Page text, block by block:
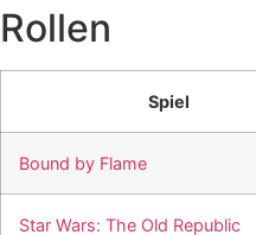
Rollen
Spiel
Bound by Flame
Star Wars: The Old Republic